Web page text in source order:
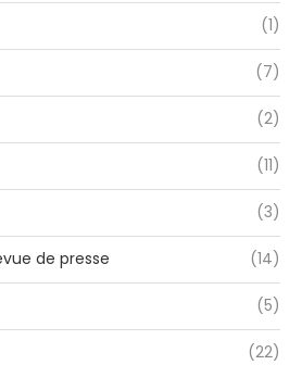
(1)
(7)
(2)
(11)
(3)
de presse (14)
(5)
(22)